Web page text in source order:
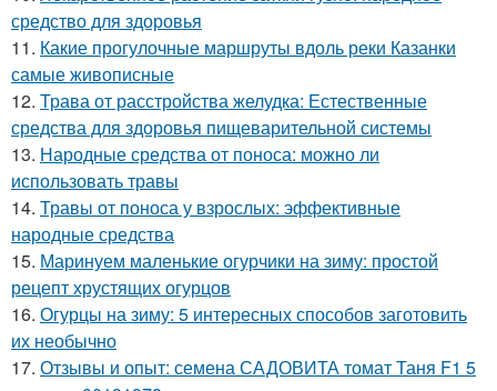
средство для здоровья
11. Какие прогулочные маршруты вдоль реки Казанки
самые живописные
12. Трава от расстройства желудка: Естественные
средства для здоровья пищеварительной системы
13. Народные средства от поноса: можно ли
использовать травы
14. Травы от поноса у взрослых: эффективные
народные средства
15. Маринуем маленькие огурчики на зиму: простой
рецепт хрустящих огурцов
16. Огурцы на зиму: 5 интересных способов заготовить
их необычно
17. Отзывы и опыт: семена САДОВИТА томат Таня F1 5